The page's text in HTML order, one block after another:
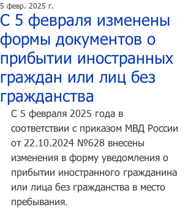
С 5 февраля изменены
формы документов о
прибытии иностранных
граждан или лиц без
гражданства
5 февр. 2025 г.
С 5 февраля 2025 года в
соответствии с приказом МВД России
от 22.10.2024 №628 внесены
изменения в форму уведомления о
прибытии иностранного гражданина
или лица без гражданства в место
пребывания.